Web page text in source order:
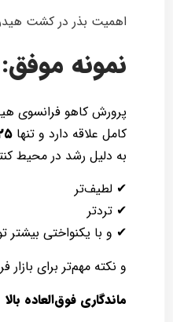
اهمیت بذر در کشت
نمونه
پرورش کاهو فرانسوی
کامل علاقه دارد و تنها ۲۵ تا ۳۰ روز
به دلیل رشد در محیط
✔ لطیف‌تر
✔ تردتر
✔ و با یکنواختی بیشتر
و نکته مهم‌تر برای بازار
ماندگاری فوق‌العاده بالا